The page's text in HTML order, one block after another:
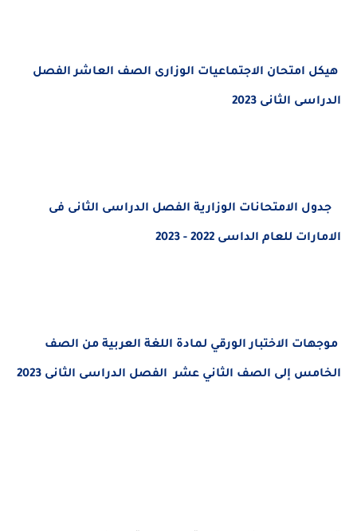
هيكل امتحان الاجتماعيات الوزارى الصف العاشر الفصل
الدراسى الثانى 2023
جدول الامتحانات الوزارية الفصل الدراسى الثانى فى
الامارات للعام الداسى 2022 - 2023
موجهات الاختبار الورقي لمادة اللغة العربية من الصف
الخامس إلى الصف الثاني عشر الفصل الدراسى الثانى 2023